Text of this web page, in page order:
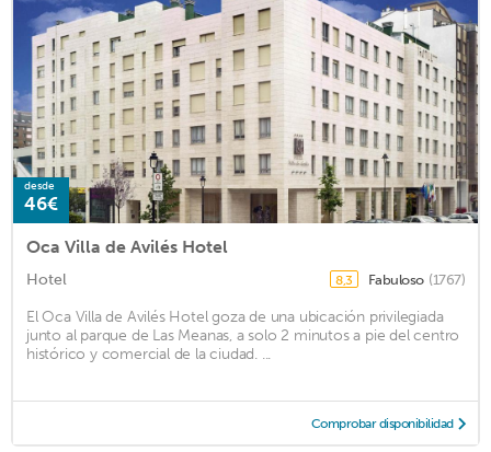
desde
46€
Oca Villa de Avilés Hotel
Hotel 8,3 Fabuloso (1767)
El Oca Villa de Avilés Hotel goza de una ubicación privilegiada
junto al parque de Las Meanas, a solo 2 minutos a pie del centro
histórico y comercial de la ciudad. ...
Comprobar disponibilidad